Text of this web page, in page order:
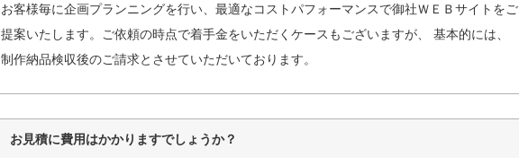
お客様毎に企画プランニングを行い、最適なコストパフォーマンスで御社ＷＥＢサイトをご
提案いたします。ご依頼の時点で着手金をいただくケースもございますが、 基本的には、
制作納品検収後のご請求とさせていただいております。
お見積に費用はかかりますでしょうか？